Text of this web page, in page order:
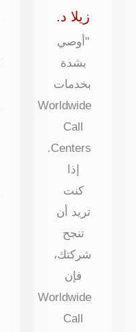
5
زيلا د.
"أوصي
بشدة
بخدمات
Worldwide
Call
Centers.
إذا
كنت
تريد أن
تنجح
شركتك،
فإن
Worldwide
Call